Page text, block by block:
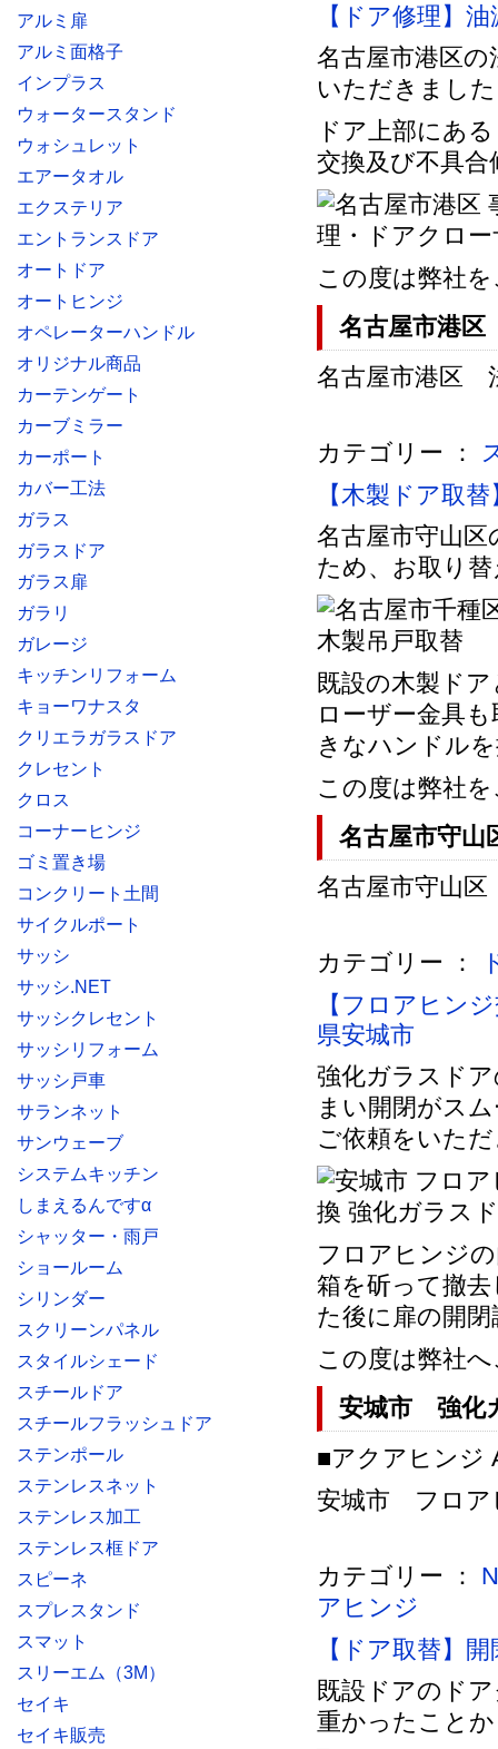
【ドア修理】
名古屋市港区
いただきまし
ドア上部にあ
交換及び不具
この度は弊社
名古屋市港
名古屋市港区
カテゴリー ：
【木製ドア取
名古屋市守山
ため、お取り
既設の木製ド
ローザー金具
きなハンドル
この度は弊社
名古屋市守
名古屋市守山
カテゴリー ：
【フロアヒン
県安城市
強化ガラスド
まい開閉がス
ご依頼をいた
フロアヒンジ
箱を斫って撤
た後に扉の開
この度は弊社
安城市 強化
■アクアヒンジ
安城市 フロア
カテゴリー ：
アヒンジ
【ドア取替】
既設ドアのド
重かったこと
アルミ扉
アルミ面格子
インプラス
ウォータースタンド
ウォシュレット
エアータオル
エクステリア
エントランスドア
オートドア
オートヒンジ
オペレーターハンドル
オリジナル商品
カーテンゲート
カーブミラー
カーポート
カバー工法
ガラス
ガラスドア
ガラス扉
ガラリ
ガレージ
キッチンリフォーム
キョーワナスタ
クリエラガラスドア
クレセント
クロス
コーナーヒンジ
ゴミ置き場
コンクリート土間
サイクルポート
サッシ
サッシ.NET
サッシクレセント
サッシリフォーム
サッシ戸車
サランネット
サンウェーブ
システムキッチン
しまえるんですα
シャッター・雨戸
ショールーム
シリンダー
スクリーンパネル
スタイルシェード
スチールドア
スチールフラッシュドア
ステンポール
ステンレスネット
ステンレス加工
ステンレス框ドア
スピーネ
スプレスタンド
スマット
スリーエム（3M）
セイキ
セイキ販売